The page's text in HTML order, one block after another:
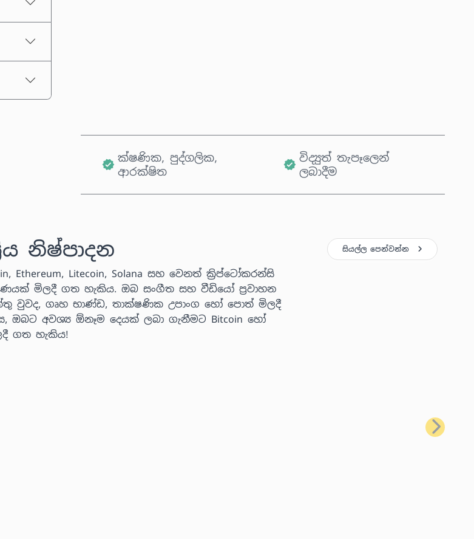
ක්ෂණික, පුද්ගලික,
ආරක්ෂිත
විද්‍යුත් තැපෑලෙන්
ලබාදීම
නිෂ්පාදන
Litecoin, Solana සහ වෙනත් ක්‍රිප්ටෝකරන්සි
මිලදී ගත හැකිය. ඔබ සංගීත සහ වීඩියෝ ප්‍රවාහන
වුවද, ගෘහ භාණ්ඩ, තාක්ෂණික උපාංග හෝ පොත් මිලදී
අවශ්‍ය ඕනෑම දෙයක් ලබා ගැනීමට Bitcoin හෝ
ගත හැකිය!
සියල්ල පෙන්වන්න
ඊළඟ